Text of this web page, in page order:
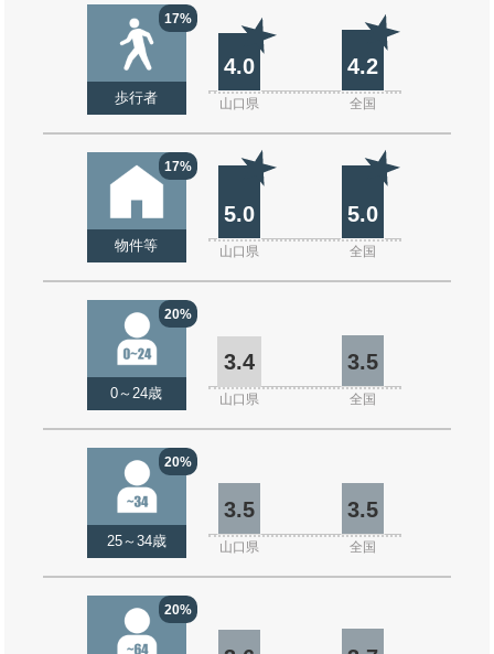
17%
歩行者
4.0 4.2
山口県 全国
17%
物件等
5.0 5.0
山口県 全国
20%
0～24歳
3.4 3.5
山口県 全国
20%
25～34歳
3.5 3.5
山口県 全国
20%